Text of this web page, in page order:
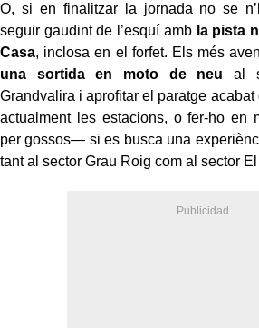
O, si en finalitzar la jornada no se
seguir gaudint de l’esquí amb la pista
Casa, inclosa en el forfet. Els més
una sortida en moto de neu al
Grandvalira i aprofitar el paratge
actualment les estacions, o fer-ho en
per gossos— si es busca una
tant al sector Grau Roig com al sector El